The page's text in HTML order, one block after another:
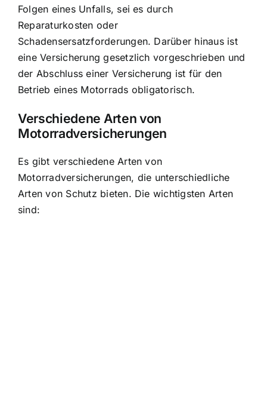
Folgen eines Unfalls, sei es durch
Reparaturkosten oder
Schadensersatzforderungen. Darüber hinaus ist
eine Versicherung gesetzlich vorgeschrieben und
der Abschluss einer Versicherung ist für den
Betrieb eines Motorrads obligatorisch.
Verschiedene Arten von
Motorradversicherungen
Es gibt verschiedene Arten von
Motorradversicherungen, die unterschiedliche
Arten von Schutz bieten. Die wichtigsten Arten
sind: